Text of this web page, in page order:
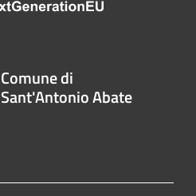
Comune di
Sant'Antonio Abate